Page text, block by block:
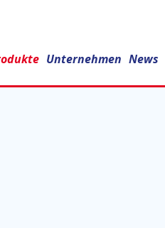
Unternehmen News